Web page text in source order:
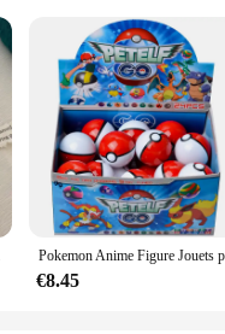
€8.45